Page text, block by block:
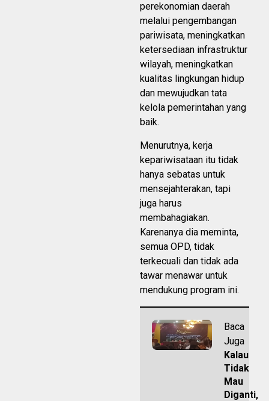
perekonomian daerah
melalui pengembangan
pariwisata, meningkatkan
ketersediaan infrastruktur
wilayah, meningkatkan
kualitas lingkungan hidup
dan mewujudkan tata
kelola pemerintahan yang
baik.
Menurutnya, kerja
kepariwisataan itu tidak
hanya sebatas untuk
mensejahterakan, tapi
juga harus
membahagiakan.
Karenanya dia meminta,
semua OPD, tidak
terkecuali dan tidak ada
tawar menawar untuk
mendukung program ini.
Baca
Juga
Kalau
Tidak
Mau
Diganti,